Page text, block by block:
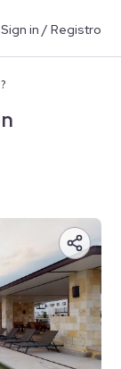
Sign in / Registro